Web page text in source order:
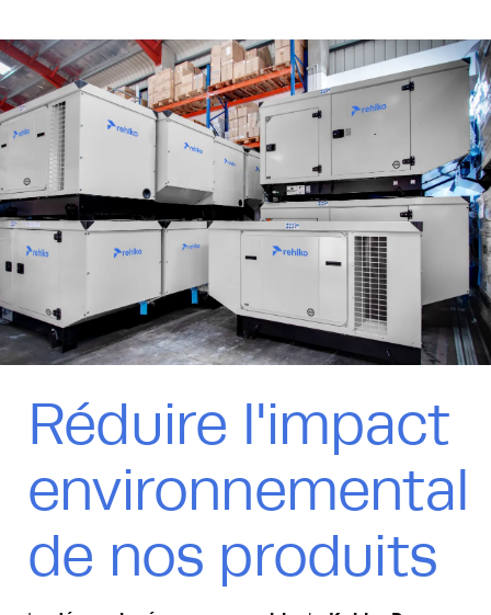
Réduire l'impact
environnemental
de nos produits